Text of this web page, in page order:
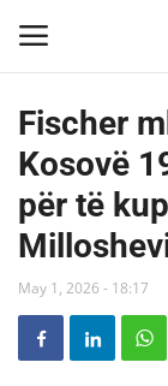
Home
KOSOVA
SHQIPERIA
MAQEDONIA
Fischer
Kosovë
për të
May 1, 2026 - 18:17